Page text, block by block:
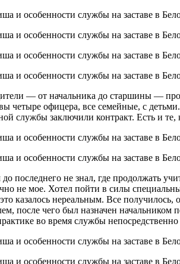
— от начальника до старшины —
четыре офицера, все семейные, с
службы заключили контракт. Есть и
последнего не знал, где продолжать
не мое. Хотел пойти в силы
казалось нереальным. Все
после чего был назначен
во время службы